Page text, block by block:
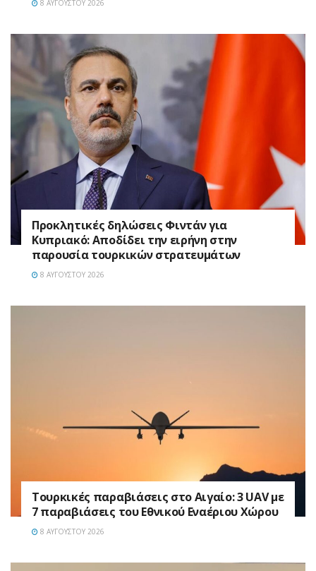
8 ΑΥΓΟΎΣΤΟΥ 2026
Προκλητικές δηλώσεις Φιντάν για
Κυπριακό: Αποδίδει την ειρήνη στην
παρουσία τουρκικών στρατευμάτων
8 ΑΥΓΟΎΣΤΟΥ 2026
Τουρκικές παραβιάσεις στο Αιγαίο: 3 UAV με
7 παραβιάσεις του Εθνικού Εναέριου Χώρου
8 ΑΥΓΟΎΣΤΟΥ 2026